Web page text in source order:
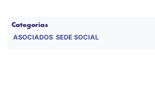
Categorías
ASOCIADOS SEDE SOCIAL